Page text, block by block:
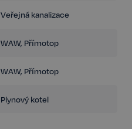
Veřejná kanalizace
WAW, Přímotop
WAW, Přímotop
Plynový kotel